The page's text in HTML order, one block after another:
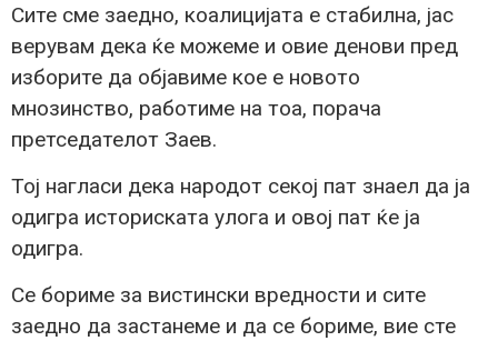
Сите сме заедно, коалицијата е стабилна, јас
верувам дека ќе можеме и овие денови пред
изборите да објавиме кое е новото
мнозинство, работиме на тоа, порача
претседателот Заев.
Тој нагласи дека народот секој пат знаел да ја
одигра историската улога и овој пат ќе ја
одигра.
Се бориме за вистински вредности и сите
заедно да застанеме и да се бориме, вие сте